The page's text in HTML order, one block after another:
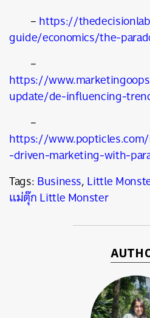
–https://
guide/economics/the-
–
https://
update/de-influencing-
–
https://
-driven-marketing-with-
Tags:Business,Little
แม่ตุ๊ก Little Monster